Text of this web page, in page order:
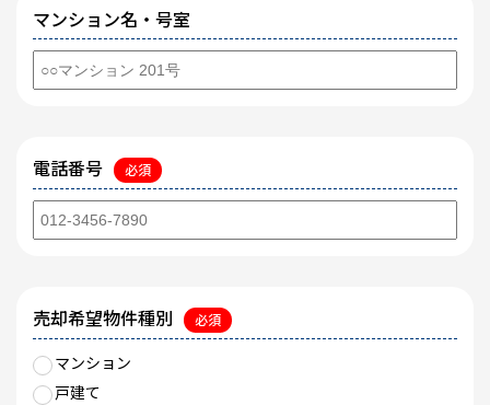
マンション名・号室
電話番号 必須
売却希望物件種別 必須
マンション
戸建て